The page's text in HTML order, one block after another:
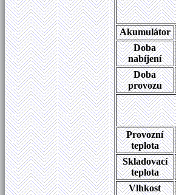
Akumulátor
Doba
nabíjení
Doba
provozu
Provozní
teplota
Skladovací
teplota
Vlhkost